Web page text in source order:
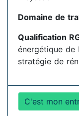
Domaine de
Qualification
énergétique de
stratégie de
C'est mon